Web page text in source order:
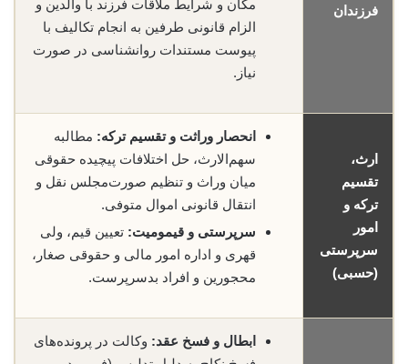
فرزندان
مکان و شرایط ملاقات فرزند با والدین و
الزام قانونی طرفین به انجام تکالیف با
پیوست مستندات روانشناسی در صورت
نیاز.
ارث،
تقسیم
ترکه و
امور
سرپرستی
(حسبی)
انحصار وراثت و تقسیم ترکه: مطالبه
سهم‌الارث، حل اختلافات پیچیده حقوقی
میان وراث و تنظیم صورت‌مجلس نقل و
انتقال قانونی اموال متوفی.
سرپرستی و قیمومیت: تعیین قیم، ولی
قهری و اداره امور مالی و حقوقی صغار،
محجورین و افراد بدسرپرست.
ابطال و فسخ عقد: وکالت در پرونده‌های